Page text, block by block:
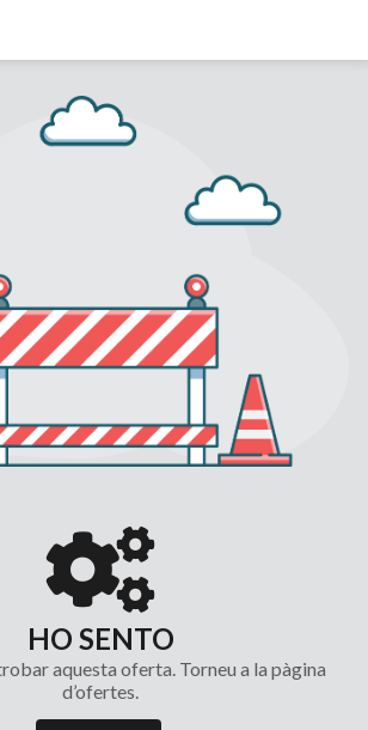
HO SENTO
aquesta oferta. Torneu a la pàgina
d’ofertes.